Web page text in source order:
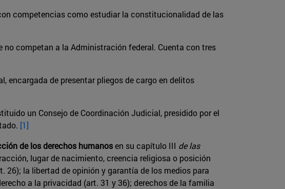
competencias como estudiar la constitucionalidad de las
competan a la Administración federal. Cuenta con tres
encargada de presentar pliegos de cargo en delitos
un Consejo de Coordinación Judicial, presidido por el
[1]
de los derechos humanosen su capítulo III de las
lugar de nacimiento, creencia religiosa o posición
la libertad de opinión y garantía de los medios para
a la privacidad (art. 31 y 36); derechos de la familia